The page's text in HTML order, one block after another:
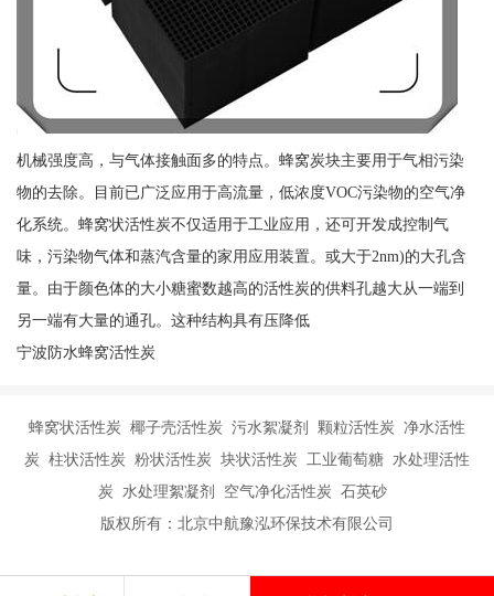
机械强度高，与气体接触面多的特点。蜂窝炭块主要用于气相污染
物的去除。目前已广泛应用于高流量，低浓度VOC污染物的空气净
化系统。蜂窝状活性炭不仅适用于工业应用，还可开发成控制气
味，污染物气体和蒸汽含量的家用应用装置。或大于2nm)的大孔含
量。由于颜色体的大小糖蜜数越高的活性炭的供料孔越大从一端到
另一端有大量的通孔。这种结构具有压降低
宁波防水蜂窝活性炭
蜂窝状活性炭 椰子壳活性炭 污水絮凝剂 颗粒活性炭 净水活性
炭 柱状活性炭 粉状活性炭 块状活性炭 工业葡萄糖 水处理活性
炭 水处理絮凝剂 空气净化活性炭 石英砂
版权所有：北京中航豫泓环保技术有限公司